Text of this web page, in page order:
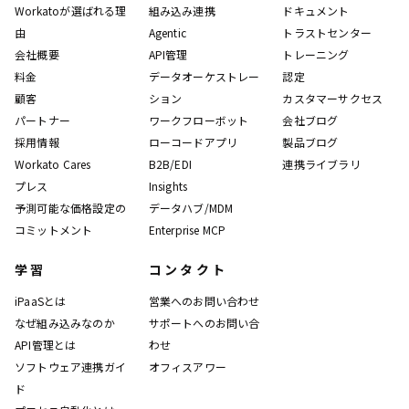
Workatoが選ばれる理
由
会社概要
料金
顧客
パートナー
採用情報
Workato Cares
プレス
予測可能な価格設定の
コミットメント
組み込み連携
Agentic
API管理
データオーケストレー
ション
ワークフローボット
ローコードアプリ
B2B/EDI
Insights
データハブ/MDM
Enterprise MCP
ドキュメント
トラストセンター
トレーニング
認定
カスタマーサクセス
会社ブログ
製品ブログ
連携ライブラリ
学習
iPaaSとは
なぜ組み込みなのか
API管理とは
ソフトウェア連携ガイ
ド
コンタクト
営業へのお問い合わせ
サポートへのお問い合
わせ
オフィスアワー